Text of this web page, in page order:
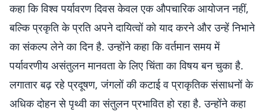
कहा कि विश्व पर्यावरण दिवस केवल एक औपचारिक आयोजन नहीं,
बल्कि प्रकृति के प्रति अपने दायित्वों को याद करने और उन्हें निभाने
का संकल्प लेने का दिन है. उन्होंने कहा कि वर्तमान समय में
पर्यावरणीय असंतुलन मानवता के लिए चिंता का विषय बन चुका है.
लगातार बढ़ रहे प्रदूषण, जंगलों की कटाई व प्राकृतिक संसाधनों के
अधिक दोहन से पृथ्वी का संतुलन प्रभावित हो रहा है. उन्होंने कहा